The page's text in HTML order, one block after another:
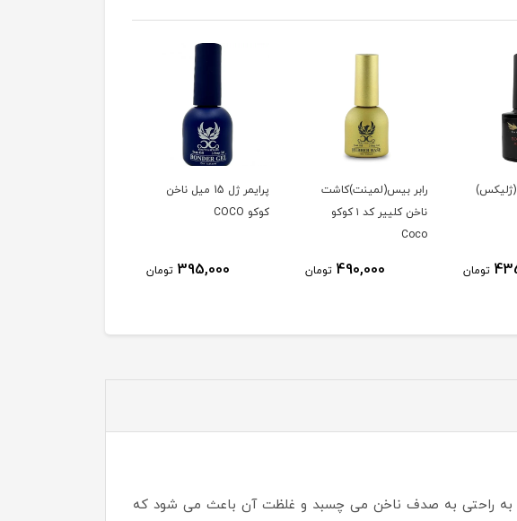
تومان
رابر بیس(لمینت)کاشت
ناخن کلییر کد ۱ کوکو
Coco
490,000 تومان
پرایمر ژل 15 میل ناخن
کوکو COCO
395,000 تومان
به راحتی به صدف ناخن می چسبد و غلظت آن باعث می شود که